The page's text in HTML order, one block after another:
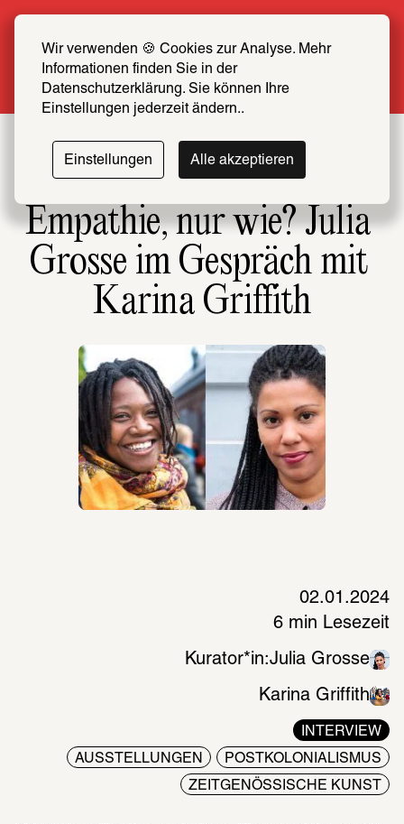
Wir verwenden 🍪 Cookies zur Analyse. Mehr
Informationen finden Sie in der
Datenschutzerklärung. Sie können Ihre
Einstellungen jederzeit ändern..
Einstellungen Alle akzeptieren
SCHIRN FREUND*IN werden
Mehr erfahren
Empathie, nur wie? Julia
Grosse im Gespräch mit
Karina Griffith
02.01.2024
6 min Lesezeit
Kurator*in:Julia Grosse
Karina Griffith
INTERVIEW
AUSSTELLUNGEN POSTKOLONIALISMUS
ZEITGENÖSSISCHE KUNST